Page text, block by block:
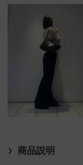
商品説明